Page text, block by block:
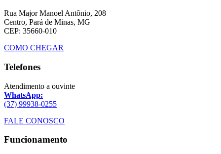
Rua Major Manoel Antônio, 208
Centro, Pará de Minas, MG
CEP: 35660-010
COMO CHEGAR
Telefones
Atendimento a ouvinte
WhatsApp:
(37) 99938-0255
FALE CONOSCO
Funcionamento